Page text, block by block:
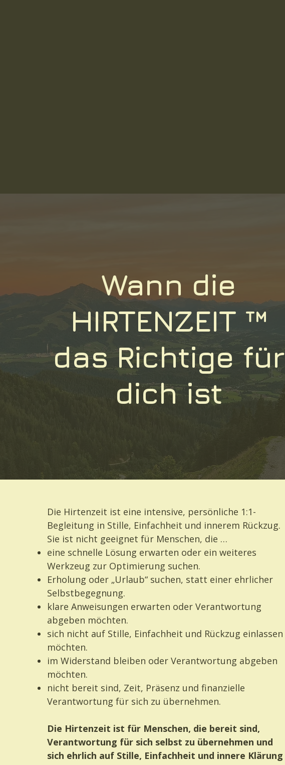
Wann die
HIRTENZEIT ™
das Richtige für
dich ist
Die Hirtenzeit ist eine intensive, persönliche 1:1-
Begleitung in Stille, Einfachheit und innerem Rückzug.
Sie ist nicht geeignet für Menschen, die …
eine schnelle Lösung erwarten oder ein weiteres
Werkzeug zur Optimierung suchen.
Erholung oder „Urlaub“ suchen, statt einer ehrlicher
Selbstbegegnung.
klare Anweisungen erwarten oder Verantwortung
abgeben möchten.
sich nicht auf Stille, Einfachheit und Rückzug einlassen
möchten.
im Widerstand bleiben oder Verantwortung abgeben
möchten.
nicht bereit sind, Zeit, Präsenz und finanzielle
Verantwortung für sich zu übernehmen.
Die Hirtenzeit ist für Menschen, die bereit sind,
Verantwortung für sich selbst zu übernehmen und
sich ehrlich auf Stille, Einfachheit und innere Klärung